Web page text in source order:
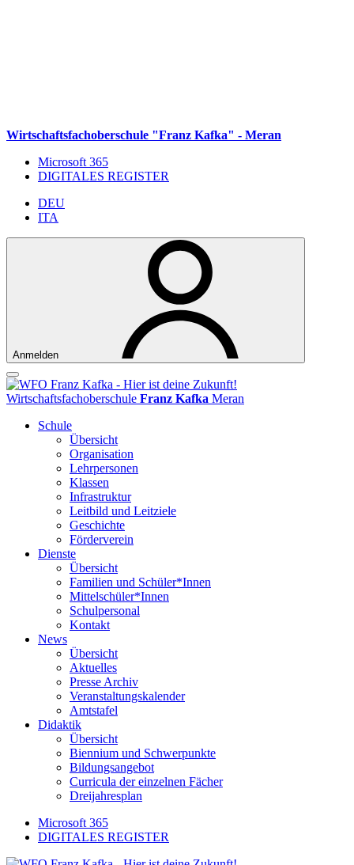
Weiter zum Inhalt
Zum Navigationsmenü gehen
Zur Fußzeile springen
Wirtschaftsfachoberschule "Franz Kafka" - Meran
Microsoft 365
DIGITALES REGISTER
DEU
ITA
Anmelden
Wirtschaftsfachoberschule Franz Kafka Meran
Schule
Übersicht
Organisation
Lehrpersonen
Klassen
Infrastruktur
Leitbild und Leitziele
Geschichte
Förderverein
Dienste
Übersicht
Familien und Schüler*Innen
Mittelschüler*Innen
Schulpersonal
Kontakt
News
Übersicht
Aktuelles
Presse Archiv
Veranstaltungskalender
Amtstafel
Didaktik
Übersicht
Biennium und Schwerpunkte
Bildungsangebot
Curricula der einzelnen Fächer
Dreijahresplan
Microsoft 365
DIGITALES REGISTER